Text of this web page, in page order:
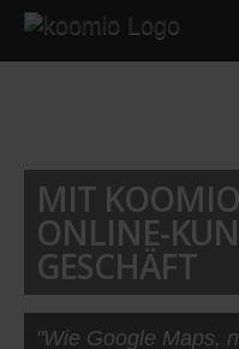
MIT
ONLINE-
GESCHÄFT
"Wie Google Maps,